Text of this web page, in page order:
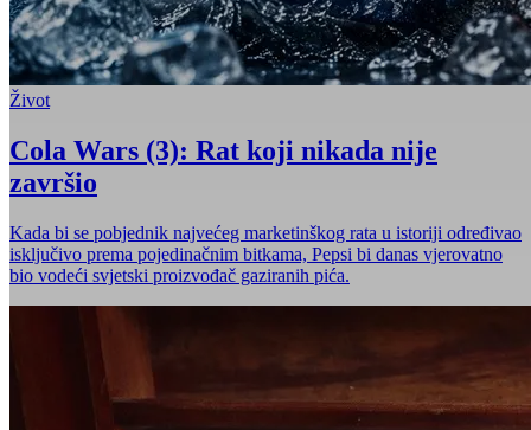
Život
Cola Wars (3): Rat koji nikada nije
završio
Kada bi se pobjednik najvećeg marketinškog rata u istoriji određivao
isključivo prema pojedinačnim bitkama, Pepsi bi danas vjerovatno
bio vodeći svjetski proizvođač gaziranih pića.